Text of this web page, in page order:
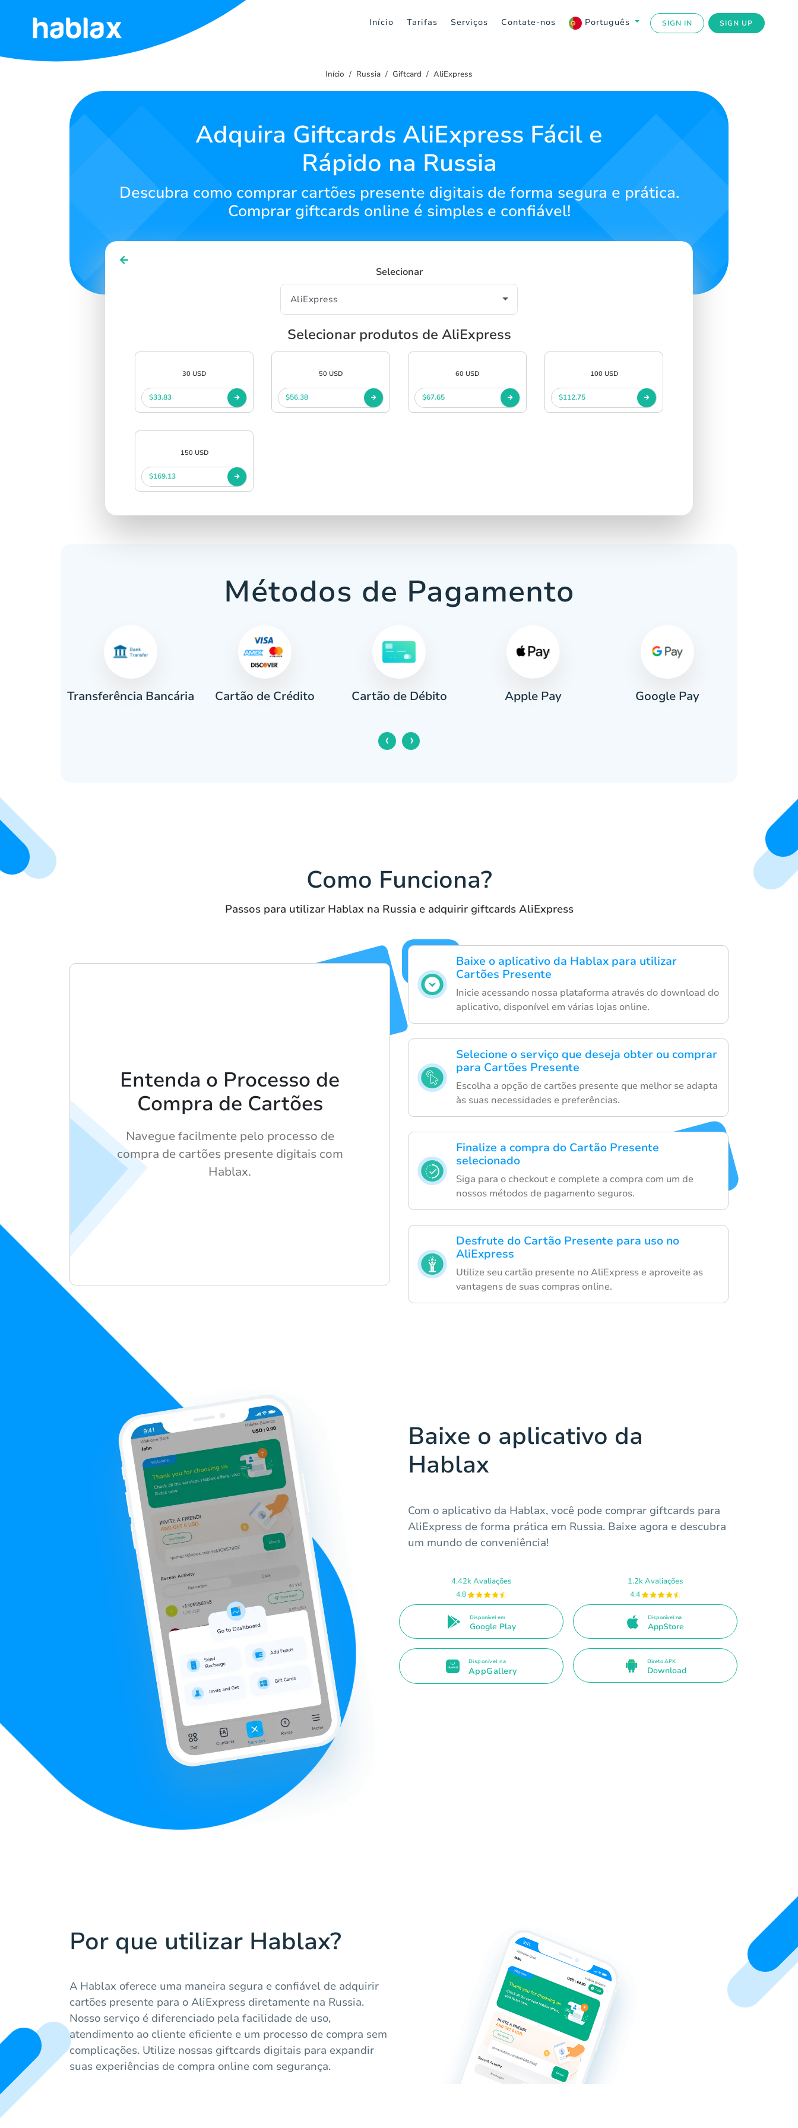
Início Tarifas Serviços Contate-nos Português SIGN IN SIGN UP
Início
SIGN UP
Início Russia Giftcard AliExpress
Adquira Giftcards AliExpress Fácil e
Rápido na Russia
Descubra como comprar cartões presente digitais de forma segura e prática.
Comprar giftcards online é simples e confiável!
Selecionar
Selecionar produtos de AliExpress
30 USD
$33.83
50 USD
$56.38
60 USD
$67.65
100 USD
$112.75
150 USD
$169.13
Métodos de Pagamento
Transferência Bancária Cartão de Crédito Cartão de Débito Apple Pay Google Pay
‹ ›
Como Funciona?
Passos para utilizar Hablax na Russia e adquirir giftcards AliExpress
Baixe o aplicativo da Hablax para utilizar
Cartões Presente
Inicie acessando nossa plataforma através do download do
aplicativo, disponível em várias lojas online.
Selecione o serviço que deseja obter ou comprar
para Cartões Presente
Escolha a opção de cartões presente que melhor se adapta
às suas necessidades e preferências.
Finalize a compra do Cartão Presente
selecionado
Siga para o checkout e complete a compra com um de
nossos métodos de pagamento seguros.
Desfrute do Cartão Presente para uso no
AliExpress
Utilize seu cartão presente no AliExpress e aproveite as
vantagens de suas compras online.
Entenda o Processo de
Compra de Cartões
Navegue facilmente pelo processo de
compra de cartões presente digitais com
Hablax.
Baixe o aplicativo da
Hablax
Com o aplicativo da Hablax, você pode comprar giftcards para
AliExpress de forma prática em Russia. Baixe agora e descubra
um mundo de conveniência!
4.42k Avaliações
4.8
Disponível em
Google Play
1.2k Avaliações
4.4
Disponível na
AppStore
Disponível na
AppGallery
Direto APK
Download
Por que utilizar Hablax?
A Hablax oferece uma maneira segura e confiável de adquirir
cartões presente para o AliExpress diretamente na Russia.
Nosso serviço é diferenciado pela facilidade de uso,
atendimento ao cliente eficiente e um processo de compra sem
complicações. Utilize nossas giftcards digitais para expandir
suas experiências de compra online com segurança.